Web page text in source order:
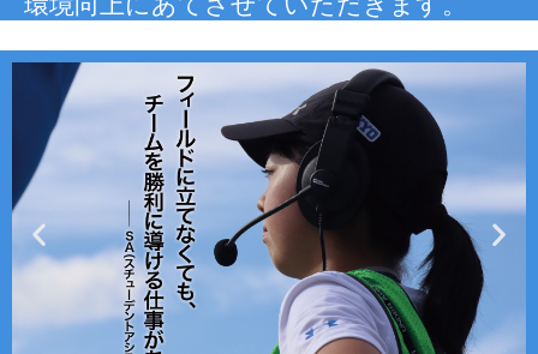
環境向上にあてさせていただきます。